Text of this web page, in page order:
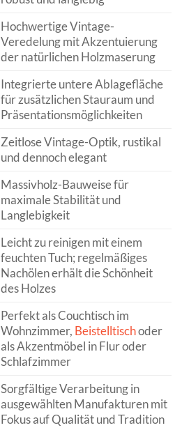
Hochwertige Vintage-
Veredelung mit Akzentuierung
der natürlichen Holzmaserung
Integrierte untere Ablagefläche
für zusätzlichen Stauraum und
Präsentationsmöglichkeiten
Zeitlose Vintage-Optik, rustikal
und dennoch elegant
Massivholz-Bauweise für
maximale Stabilität und
Langlebigkeit
Leicht zu reinigen mit einem
feuchten Tuch; regelmäßiges
Nachölen erhält die Schönheit
des Holzes
Perfekt als Couchtisch im
Wohnzimmer, Beistelltischoder
als Akzentmöbel in Flur oder
Schlafzimmer
Sorgfältige Verarbeitung in
ausgewählten Manufakturen mit
Fokus auf Qualität und Tradition